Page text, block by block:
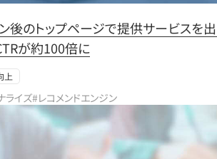
後のトップページで提供サービスを
が約100倍に
上
ライズ#レコメンドエンジン